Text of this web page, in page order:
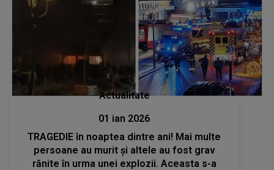
Actualitate
01 ian 2026
TRAGEDIE în noaptea dintre ani! Mai multe
persoane au murit și altele au fost grav
rănite în urma unei explozii. Aceasta s-a